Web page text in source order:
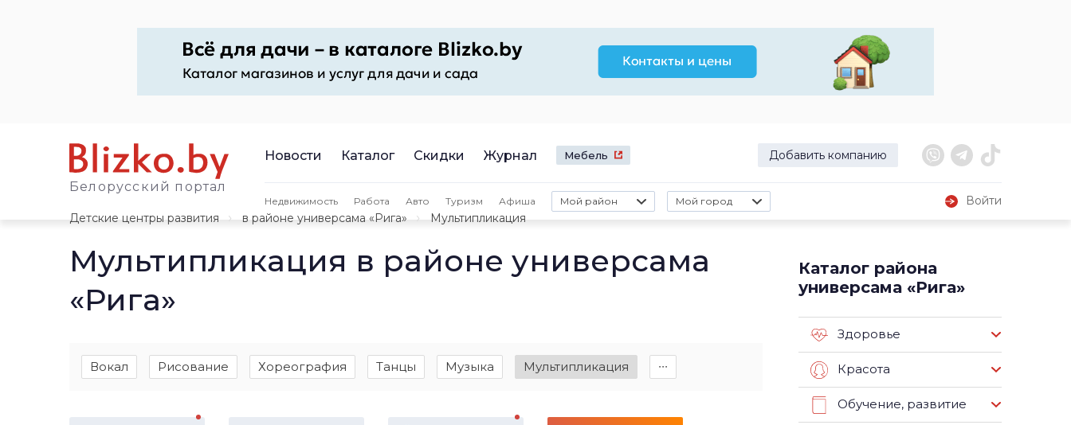
Белорусский портал
Новости Каталог Скидки Журнал Мебель Добавить компанию
Недвижимость Работа Авто Туризм Афиша Мой район Мой город
Войти
Детские центры развития
в районе универсама «Рига» Мультипликация
Мультипликация в районе универсама
«Рига»
Вокал Рисование Хореография Танцы Музыка Мультипликация ∙∙∙
Каталог района
универсама «Рига»
Здоровье
Красота
Обучение, развитие